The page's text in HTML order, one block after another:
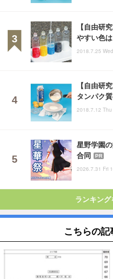
【自由研
やすい色は
2018.7.25
【自由研
タンパク
2018.7.12
星野学園
合同
PR
2026.7.31 Fri
ランキン
こちらの